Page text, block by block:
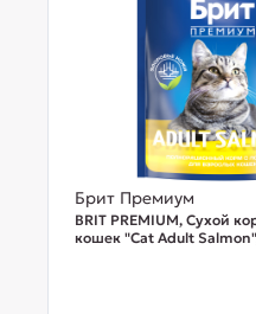
Брит Премиум
BRIT PREMIUM, Сухой
кошек "Cat Adult